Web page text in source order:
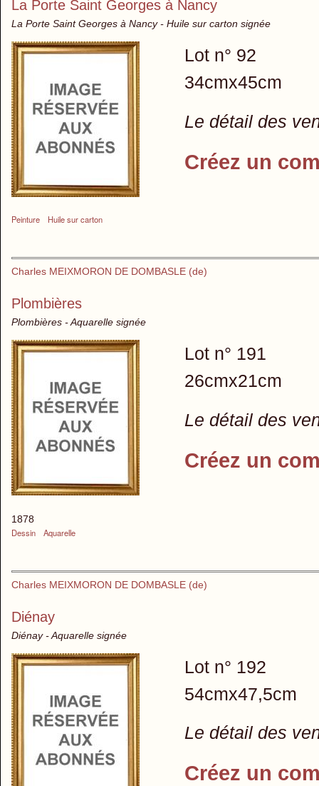
La Porte Saint Georges à Nancy
La Porte Saint Georges à Nancy - Huile sur carton signée
Peinture Huile sur carton
Lot n° 92
34cmx45cm
Le détail des
Créez un
Charles MEIXMORON DE DOMBASLE (de)
Plombières
Plombières - Aquarelle signée
1878
Dessin
Aquarelle
Lot n° 191
26cmx21cm
Le détail des
Créez un
Charles MEIXMORON DE DOMBASLE (de)
Diénay
Diénay - Aquarelle signée
Lot n° 192
54cmx47,5cm
Le détail des
Créez un